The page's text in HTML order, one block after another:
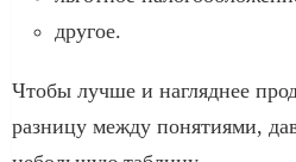
другое.
Чтобы лучше и нагляднее
разницу между понятиями,